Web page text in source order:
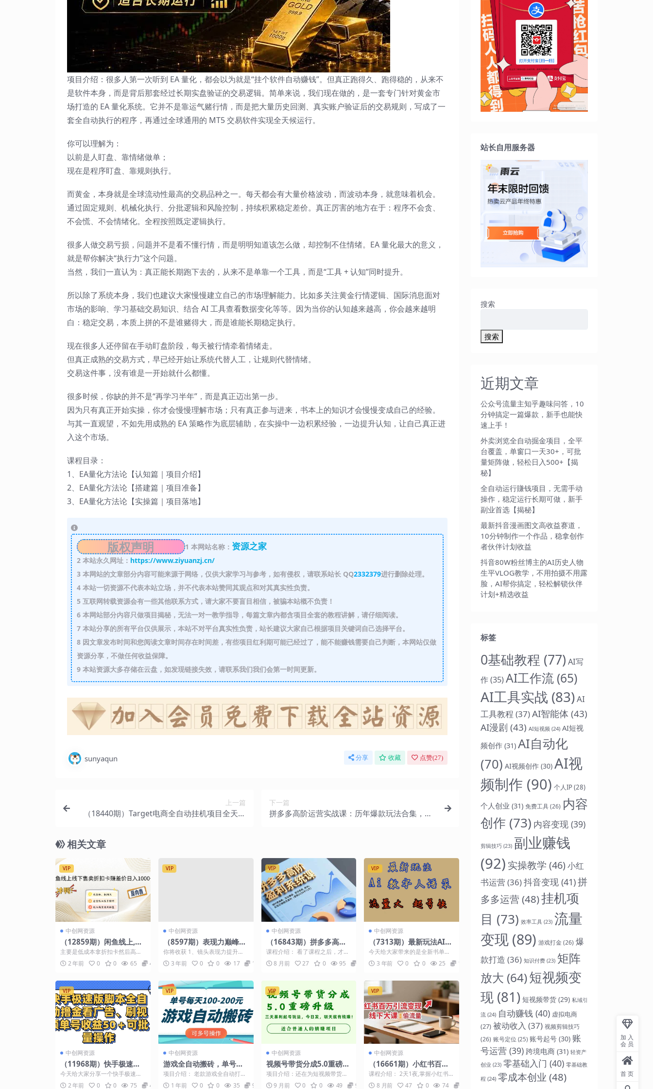
项目介绍：很多人第一次听到 EA 量化，都会以为就是“挂个软件自动赚钱”。但真正跑得久、跑得稳的，从来不
是软件本身，而是背后那套经过长期实盘验证的交易逻辑。简单来说，我们现在做的，是一套专门针对黄金市
场打造的 EA 量化系统。它并不是靠运气赌行情，而是把大量历史回测、真实账户验证后的交易规则，写成了一
套全自动执行的程序，再通过全球通用的 MT5 交易软件实现全天候运行。
你可以理解为：
以前是人盯盘、靠情绪做单；
现在是程序盯盘、靠规则执行。
而黄金，本身就是全球流动性最高的交易品种之一。每天都会有大量价格波动，而波动本身，就意味着机会。
通过固定规则、机械化执行、分批逻辑和风险控制，持续积累稳定差价。真正厉害的地方在于：程序不会贪、
不会慌、不会情绪化。全程按照既定逻辑执行。
很多人做交易亏损，问题并不是看不懂行情，而是明明知道该怎么做，却控制不住情绪。EA 量化最大的意义，
就是帮你解决“执行力”这个问题。
当然，我们一直认为：真正能长期跑下去的，从来不是单靠一个工具，而是“工具 + 认知”同时提升。
所以除了系统本身，我们也建议大家慢慢建立自己的市场理解能力。比如多关注黄金行情逻辑、国际消息面对
市场的影响、学习基础交易知识、结合 AI 工具查看数据变化等等。因为当你的认知越来越高，你会越来越明
白：稳定交易，本质上拼的不是谁赌得大，而是谁能长期稳定执行。
现在很多人还停留在手动盯盘阶段，每天被行情牵着情绪走。
但真正成熟的交易方式，早已经开始让系统代替人工，让规则代替情绪。
交易这件事，没有谁是一开始就什么都懂。
很多时候，你缺的并不是“再学习半年”，而是真正迈出第一步。
因为只有真正开始实操，你才会慢慢理解市场；只有真正参与进来，书本上的知识才会慢慢变成自己的经验。
与其一直观望，不如先用成熟的 EA 策略作为底层辅助，在实操中一边积累经验，一边提升认知，让自己真正进
入这个市场。
课程目录：
1、EA量化方法论【认知篇｜项目介绍】
2、EA量化方法论【搭建篇｜项目准备】
3、EA量化方法论【实操篇｜项目落地】
版权声明 1 本网站名称： 资源之家
2本站永久网址： https://www.ziyuanzj.cn/
3本网站的文章部分内容可能来源于网络，仅供大家学习与参考，如有侵权，请联系站长 QQ2332379进行删除处理。
4本站一切资源不代表本站立场，并不代表本站赞同其观点和对其真实性负责。
5互联网转载资源会有一些其他联系方式，请大家不要盲目相信，被骗本站概不负责！
6本网站部分内容只做项目揭秘，无法一对一教学指导，每篇文章内都含项目全套的教程讲解，请仔细阅读。
7本站分享的所有平台仅供展示，本站不对平台真实性负责，站长建议大家自己根据项目关键词自己选择平台。
8因文章发布时间和您阅读文章时间存在时间差，有些项目红利期可能已经过了，能不能赚钱需要自己判断，本网站仅做
资源分享，不做任何收益保障。
9本站资源大多存储在云盘，如发现链接失效，请联系我们我们会第一时间更新。
sunyaqun 分享 收藏 点赞(27)
上一篇
（18440期）Target电商全自动挂机项目全天自
下一篇
拼多多高阶运营实战课：历年爆款玩法合集，起
相关文章
VIP
中创网资源
（12859期）闲鱼线上,线
下售卖折扣卡赚差价日入1
000+
主要是低成本拿折扣卡然后高成
本去卖赚个差价，利润基本在5-1
0倍适合放大去操作，...
2 年前 0 0 65 4.9
VIP
中创网资源
（8597期）表现力巅峰特
训营，全方位打造，陪练
实操赋能（21节课）
你将收获 1、镜头表现力提升
2、口播拍摄核心能力 3、个人IP
超级表演力 03...
3 年前 0 0 17 10
VIP
中创网资源
（16843期）拼多多高阶
盈利系统课，强付费策
略、活动爆破、首页推
荐，实现店铺稳定盈利
课程介绍： 看了课程之后，才发
现自己以前的操作思路还有很多
细节要完善优化，甚至底...
8 月前 27 0 95
VIP
中创网资源
（7313期）最新玩法AI数
字人思维语录，流量巨
大，快速起号，保姆式教
学
今天给大家带来的是全新书单号
思维语录玩法，AI数字人用英语
说思维语录，这种展现形...
3 年前 0 0 25 10
VIP
中创网资源
（11968期）快手极速版
脚本全自动撸金看广告、
刷视频单号收益50＋可批
今天给大家分享一个快手极速
版，全自动看广告的一个项目，
2 年前 0 0 75 4.9
VIP
中创网资源
游戏全自动搬砖，单号每
天100-200元，可多号操
作
项目介绍： 老款游戏全自动打金
搬砖，单号一天收益100-200元
1 年前 0 0 35 9.9
VIP
中创网资源
视频号带货分成5.0重磅升
级，三天暴利起号玩法，
今日发，明天就有钱赚…
项目介绍：还在为短视频带货发
愁吗？视频号分成5.0重磅升级，
9 月前 0 0 49 9.9
VIP
中创网资源
（16661期）小红书百万
引流变现-11月线下大课：
分享从0到百万引流路径，
课程介绍： 2天1夜,掌握小红书
最强引流与变现!全网唯一最新可
8 月前 47 0 74
站长自用服务器
搜索
搜索
近期文章
公众号流量主知乎趣味问答，10
分钟搞定一篇爆款，新手也能快
速上手！
外卖浏览全自动掘金项目，全平
台覆盖，单窗口一天30+，可批
量矩阵做，轻松日入500+【揭
秘】
全自动运行賺钱项目，无需手动
操作，稳定运行长期可做，新手
副业首选【揭秘】
最新抖音漫画图文高收益赛道，
10分钟制作一个作品，稳拿创作
者伙伴计划收益
抖音80W粉丝博主的AI历史人物
生平VLOG教学，不用拍摄不用露
脸，AI帮你搞定，轻松解锁伙伴
计划+精选收益
标签
0基础教程 (77) AI写
作(35)AI工作流 (65)
AI工具实战 (83)AI
工具教程 (37)AI智能体 (43)
AI漫剧 (43) AI短视频 (24) AI短视
频创作 (31) AI自动化
(70) AI视频创作 (30) AI视
频制作 (90) 个人IP(28)
个人创业 (31) 免费工具(26) 内容
创作 (73) 内容变现 (39)
剪辑技巧 (23) 副业赚钱
(92) 实操教学 (46) 小红
书运营(36)抖音变现 (41)拼
多多运营 (48)挂机项
目 (73) 效率工具 (23) 流量
变现 (89) 游戏打金(26) 爆
款打造 (36) 知识付费 (23) 矩阵
放大 (64)短视频变
现 (81) 短视频带货 (29) 私域引
流 (24) 自动赚钱 (40) 虚拟电商
(27) 被动收入 (37) 视频剪辑技巧
(26) 账号定位 (25) 账号起号 (30) 账
号运营 (39) 跨境电商 (31) 轻资产
创业 (23) 零基础入门 (40) 零基础教
程 (24) 零成本创业 (48)
加入
会员
首页